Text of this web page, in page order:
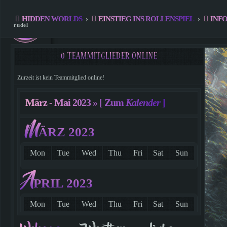
log in
HIDDEN WORLDS › EINSTIEG INS ROLLENSPIEL ›
rudel
0 TEAMMITGLIEDER ONLINE
Zurzeit ist kein Teammitglied online!
März - Mai 2023 » [ Zum Kalender]
MÄRZ 2023
Mon Tue Wed Thu Fri Sat Sun
APRIL 2023
Mon Tue Wed Thu Fri Sat Sun